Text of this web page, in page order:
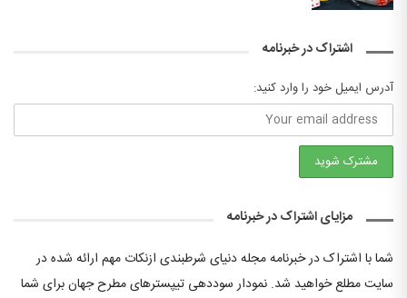
اشتراک در خبرنامه
آدرس ایمیل خود را وارد کنید:
مزایای اشتراک در خبرنامه
شما با اشتراک در خبرنامه مجله دنیای شرطبندی ازنکات مهم ارائه شده در
سایت مطلع خواهید شد. نمودار سوددهی تیپسترهای مطرح جهان برای شما